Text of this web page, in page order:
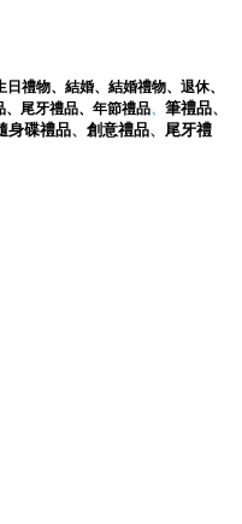
日禮物、 結婚、 結婚禮物、 退休、
、 尾牙禮品、 年節禮品、 筆禮品、
身碟禮品、 創意禮品、 尾牙禮